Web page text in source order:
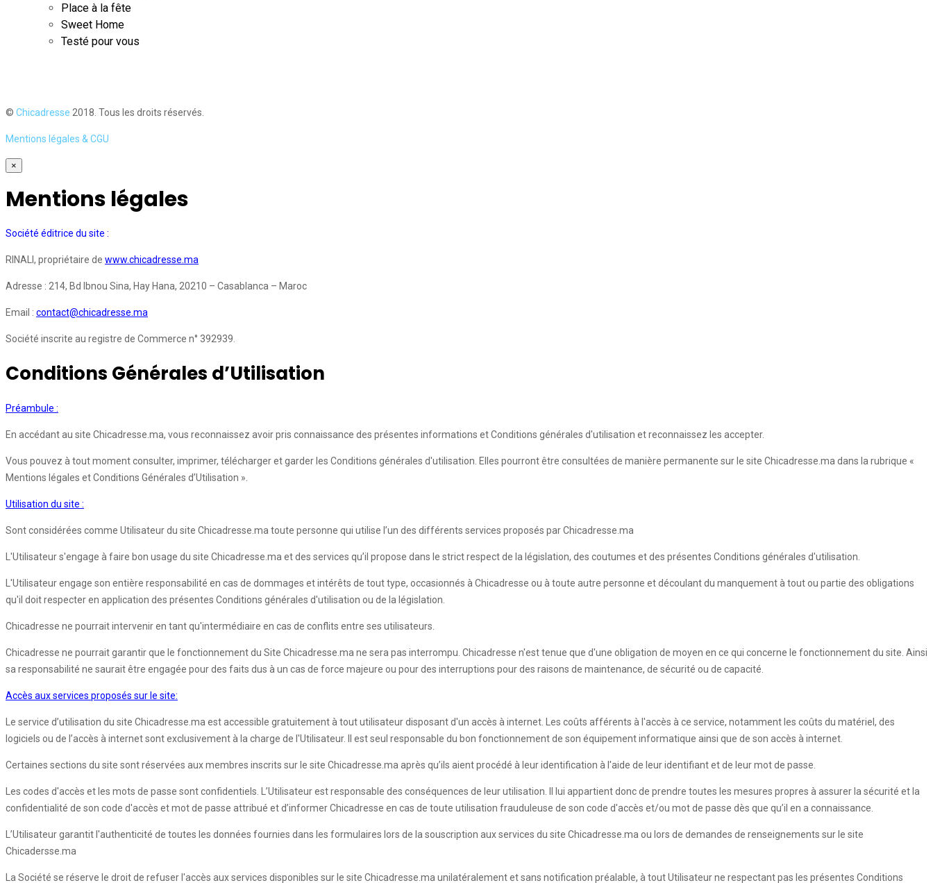
Place à la fête
Sweet Home
Testé pour vous
© Chicadresse 2018. Tous les droits réservés.
Mentions légales & CGU
×
Mentions légales
Société éditrice du site :
RINALI, propriétaire de www.chicadresse.ma
Adresse : 214, Bd Ibnou Sina, Hay Hana, 20210 – Casablanca – Maroc
Email : contact@chicadresse.ma
Société inscrite au registre de Commerce n° 392939.
Conditions Générales d’Utilisation
Préambule :
En accédant au site Chicadresse.ma, vous reconnaissez avoir pris connaissance des présentes informations et Conditions générales d'utilisation et reconnaissez les accepter.
Vous pouvez à tout moment consulter, imprimer, télécharger et garder les Conditions générales d'utilisation. Elles pourront être consultées de manière permanente sur le site Chicadresse.ma dans la rubrique «
Mentions légales et Conditions Générales d’Utilisation ».
Utilisation du site :
Sont considérées comme Utilisateur du site Chicadresse.ma toute personne qui utilise l’un des différents services proposés par Chicadresse.ma
L'Utilisateur s'engage à faire bon usage du site Chicadresse.ma et des services qu’il propose dans le strict respect de la législation, des coutumes et des présentes Conditions générales d'utilisation.
L'Utilisateur engage son entière responsabilité en cas de dommages et intérêts de tout type, occasionnés à Chicadresse ou à toute autre personne et découlant du manquement à tout ou partie des obligations
qu'il doit respecter en application des présentes Conditions générales d'utilisation ou de la législation.
Chicadresse ne pourrait intervenir en tant qu'intermédiaire en cas de conflits entre ses utilisateurs.
Chicadresse ne pourrait garantir que le fonctionnement du Site Chicadresse.ma ne sera pas interrompu. Chicadresse n'est tenue que d'une obligation de moyen en ce qui concerne le fonctionnement du site. Ainsi
sa responsabilité ne saurait être engagée pour des faits dus à un cas de force majeure ou pour des interruptions pour des raisons de maintenance, de sécurité ou de capacité.
Accès aux services proposés sur le site:
Le service d’utilisation du site Chicadresse.ma est accessible gratuitement à tout utilisateur disposant d'un accès à internet. Les coûts afférents à l'accès à ce service, notamment les coûts du matériel, des
logiciels ou de l’accès à internet sont exclusivement à la charge de l'Utilisateur. Il est seul responsable du bon fonctionnement de son équipement informatique ainsi que de son accès à internet.
Certaines sections du site sont réservées aux membres inscrits sur le site Chicadresse.ma après qu’ils aient procédé à leur identification à l'aide de leur identifiant et de leur mot de passe.
Les codes d'accès et les mots de passe sont confidentiels. L’Utilisateur est responsable des conséquences de leur utilisation. Il lui appartient donc de prendre toutes les mesures propres à assurer la sécurité et la
confidentialité de son code d'accès et mot de passe attribué et d’informer Chicadresse en cas de toute utilisation frauduleuse de son code d'accès et/ou mot de passe dès que qu’il en a connaissance.
L’Utilisateur garantit l'authenticité de toutes les données fournies dans les formulaires lors de la souscription aux services du site Chicadresse.ma ou lors de demandes de renseignements sur le site
Chicadersse.ma
La Société se réserve le droit de refuser l'accès aux services disponibles sur le site Chicadresse.ma unilatéralement et sans notification préalable, à tout Utilisateur ne respectant pas les présentes Conditions